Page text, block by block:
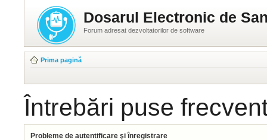
Dosarul Electronic de
Forum adresat dezvoltatorilor de software
Prima pagină
Întrebări puse
Probleme de autentificare şi înregistrare